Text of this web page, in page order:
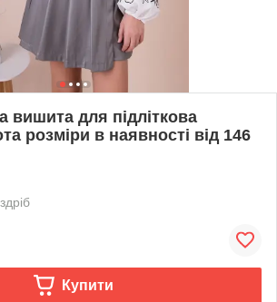
вишита для підліткова
розміри в наявності від 146
Купити